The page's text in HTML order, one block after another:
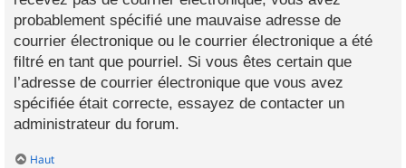
probablement spécifié une mauvaise adresse de
courrier électronique ou le courrier électronique a été
filtré en tant que pourriel. Si vous êtes certain que
l’adresse de courrier électronique que vous avez
spécifiée était correcte, essayez de contacter un
administrateur du forum.
Haut